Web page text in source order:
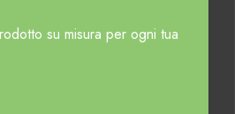
su misura per ogni tua